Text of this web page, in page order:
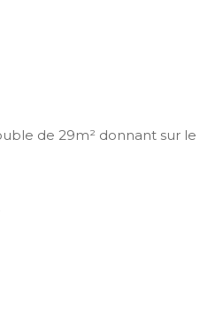
de 29m² donnant sur